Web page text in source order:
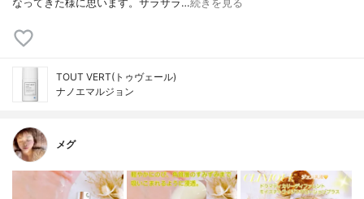
なってきた様に思います。サラサラ…続きを見る
TOUT VERT(トゥヴェール)
ナノエマルジョン
メグ